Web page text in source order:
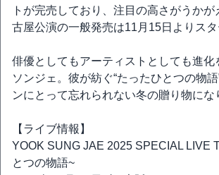
トが完売しており、注目の高さがうかが
古屋公演の一般発売は11月15日よりスタ
俳優としてもアーティストとしても進化
ソンジェ。彼が紡ぐ“たったひとつの物
ンにとって忘れられない冬の贈り物にな
【ライブ情報】
YOOK SUNG JAE 2025 SPECIAL LIVE
とつの物語~